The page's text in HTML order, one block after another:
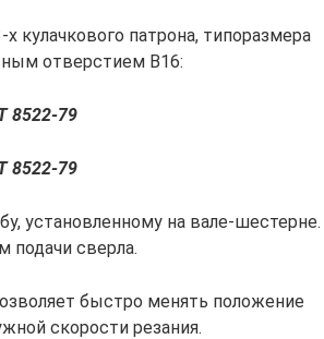
кулачкового патрона, типоразмера
отверстием В16:
8522-79
8522-79
установленному на вале-шестерне.
подачи сверла.
быстро менять положение
скорости резания.